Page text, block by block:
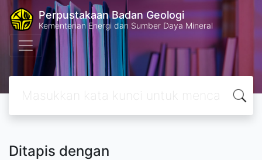
Perpustakaan Badan Geologi
Kementerian Energi dan Sumber Daya Mineral
Ditapis dengan